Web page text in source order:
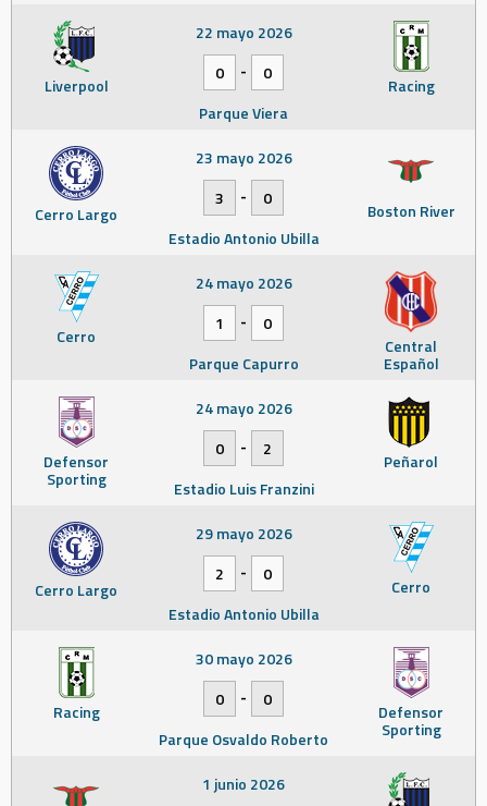
Liverpool Racing
22 mayo 2026
0
-
0
Parque Viera
Cerro Largo Boston River
23 mayo 2026
3
-
0
Estadio Antonio Ubilla
Cerro Central
Español
24 mayo 2026
1
-
0
Parque Capurro
Defensor
Sporting
Peñarol
24 mayo 2026
0
-
2
Estadio Luis Franzini
Cerro Largo Cerro
29 mayo 2026
2
-
0
Estadio Antonio Ubilla
Racing Defensor
Sporting
30 mayo 2026
0
-
0
Parque Osvaldo Roberto
1 junio 2026